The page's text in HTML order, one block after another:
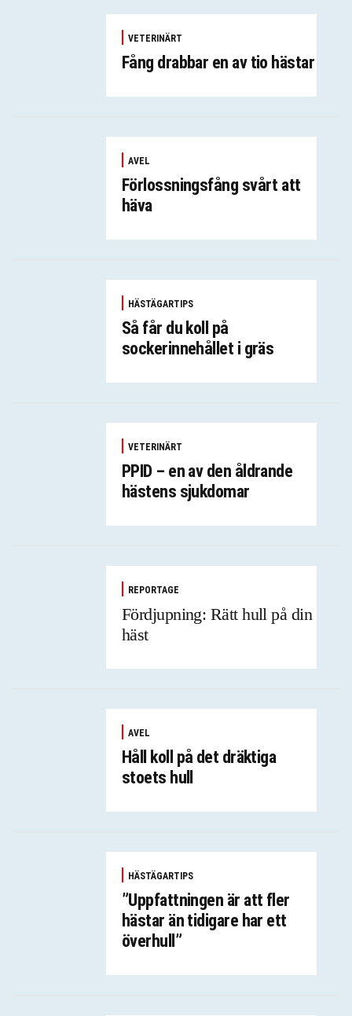
VETERINÄRT
Fång drabbar en av tio hästar
AVEL
Förlossningsfång svårt att
häva
HÄSTÄGARTIPS
Så får du koll på
sockerinnehållet i gräs
VETERINÄRT
PPID – en av den åldrande
hästens sjukdomar
REPORTAGE
Fördjupning: Rätt hull på din
häst
AVEL
Håll koll på det dräktiga
stoets hull
HÄSTÄGARTIPS
”Uppfattningen är att fler
hästar än tidigare har ett
överhull”